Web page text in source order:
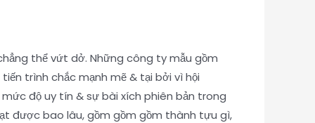
thể vứt dở. Những công ty mẫu gồm
trình chắc mạnh mẽ & tại bởi vì hội
độ uy tín & sự bài xích phiên bản trong
được bao lâu, gồm gồm gồm thành tựu gì,